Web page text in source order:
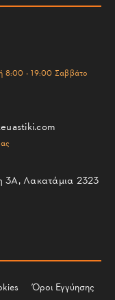
8:00 - 19:00 Σαββάτο
3Α, Λακατάμια 2323
Όροι Εγγύησης